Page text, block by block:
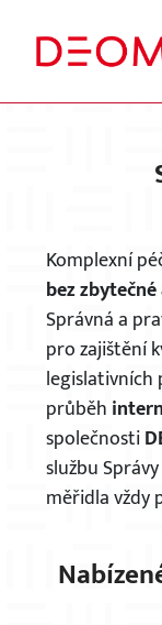
Komplexní
bez
Správná a
pro zajištění
legislativních
průběh
společnosti
službu
měřidla vždy